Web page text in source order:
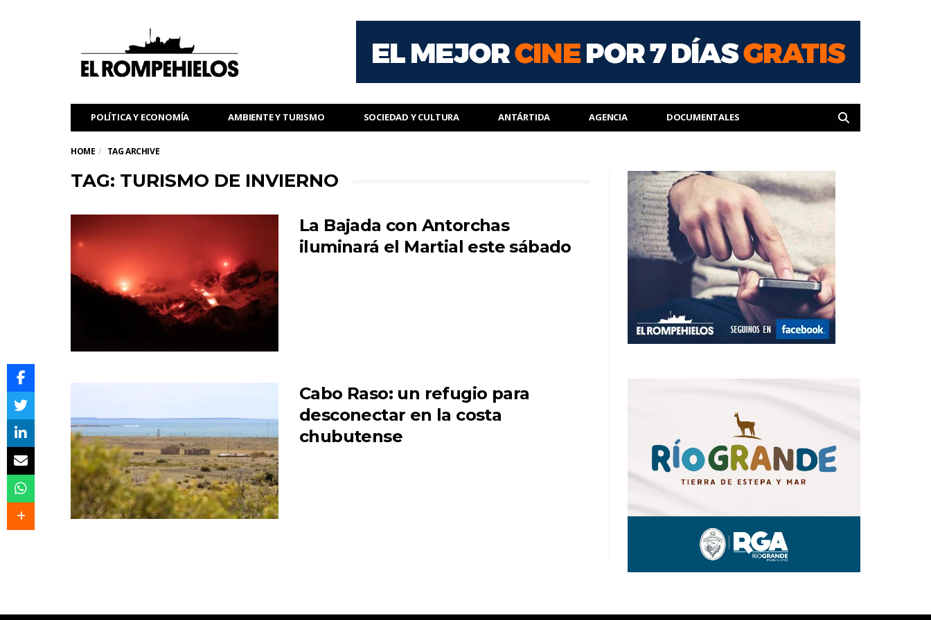
POLÍTICA Y ECONOMÍA AMBIENTE Y TURISMO SOCIEDAD Y CULTURA ANTÁRTIDA AGENCIA DOCUMENTALES
HOME TAG ARCHIVE
TAG: TURISMO DE INVIERNO
La Bajada con Antorchas
iluminará el Martial este sábado
Cabo Raso: un refugio para
desconectar en la costa
chubutense